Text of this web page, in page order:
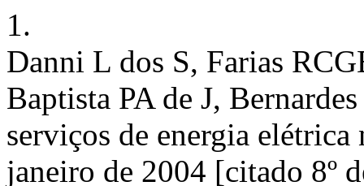
1.
Danni L dos S, Farias
Baptista PA de J,
serviços de energia
janeiro de 2004 [citado 8º